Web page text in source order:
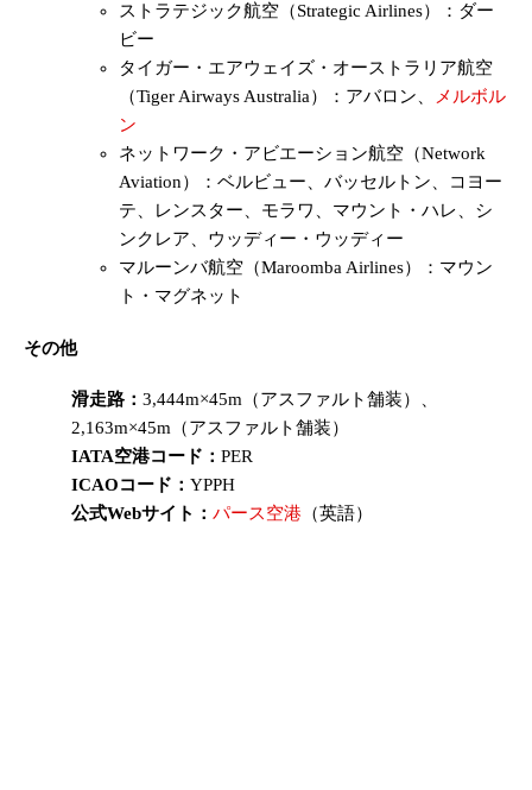
ストラテジック航空（Strategic Airlines）：ダー
ビー
タイガー・エアウェイズ・オーストラリア航空
（Tiger Airways Australia）：アバロン、
メルボル
ン
ネットワーク・アビエーション航空（Network
Aviation）：ベルビュー、バッセルトン、コヨー
テ、レンスター、モラワ、マウント・ハレ、シ
ンクレア、ウッディー・ウッディー
マルーンバ航空（Maroomba Airlines）：マウン
ト・マグネット
その他
滑走路： 3,444m×45m（アスファルト舗装）、
2,163m×45m（アスファルト舗装）
IATA空港コード： PER
ICAOコード： YPPH
公式Webサイト： パース空港 （英語）